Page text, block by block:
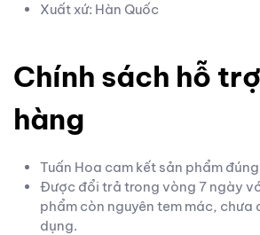
Xuất xứ: Hàn Quốc
Chính sách hỗ
hàng
Tuấn Hoa cam kết sản phẩm
Được đổi trả trong vòng 7 ngày
phẩm còn nguyên tem mác, chưa
dụng.